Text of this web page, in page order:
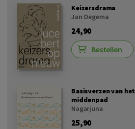
Keizersdrama
Jan Oegema
24,90
Bestellen
Basisverzen van het
middenpad
Nagarjuna
25,90